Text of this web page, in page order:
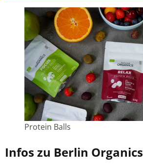
Protein Balls
Infos zu Berlin Organics